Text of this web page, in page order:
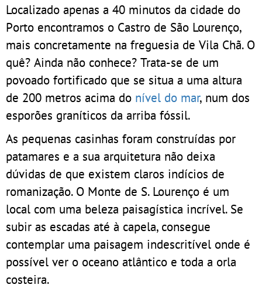
Localizado apenas a 40 minutos da cidade do
Porto encontramos o Castro de São Lourenço,
mais concretamente na freguesia de Vila Chã. O
quê? Ainda não conhece? Trata-se de um
povoado fortificado que se situa a uma altura
de 200 metros acima do nível do mar, num dos
esporões graníticos da arriba fóssil.
As pequenas casinhas foram construídas por
patamares e a sua arquitetura não deixa
dúvidas de que existem claros indícios de
romanização. O Monte de S. Lourenço é um
local com uma beleza paisagística incrível. Se
subir as escadas até à capela, consegue
contemplar uma paisagem indescritível onde é
possível ver o oceano atlântico e toda a orla
costeira.